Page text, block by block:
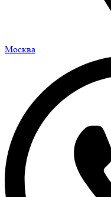
Москва